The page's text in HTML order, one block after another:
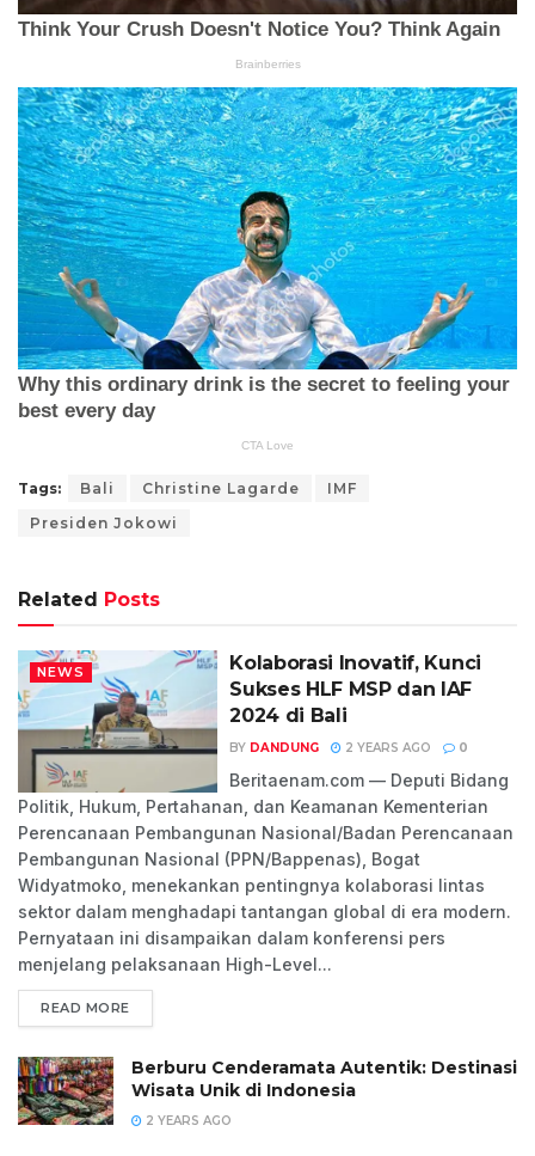
Tags: Bali Christine Lagarde
IMF
Presiden Jokowi
Related Posts
NEWS
Kolaborasi Inovatif, Kunci
Sukses HLF MSP dan IAF
2024 di Bali
BY DANDUNG 2 YEARS AGO 0
Beritaenam.com — Deputi Bidang
Politik, Hukum, Pertahanan, dan Keamanan Kementerian
Perencanaan Pembangunan Nasional/Badan Perencanaan
Pembangunan Nasional (PPN/Bappenas), Bogat
Widyatmoko, menekankan pentingnya kolaborasi lintas
sektor dalam menghadapi tantangan global di era modern.
Pernyataan ini disampaikan dalam konferensi pers
menjelang pelaksanaan High-Level...
READ MORE
Berburu Cenderamata Autentik: Destinasi
Wisata Unik di Indonesia
2 YEARS AGO